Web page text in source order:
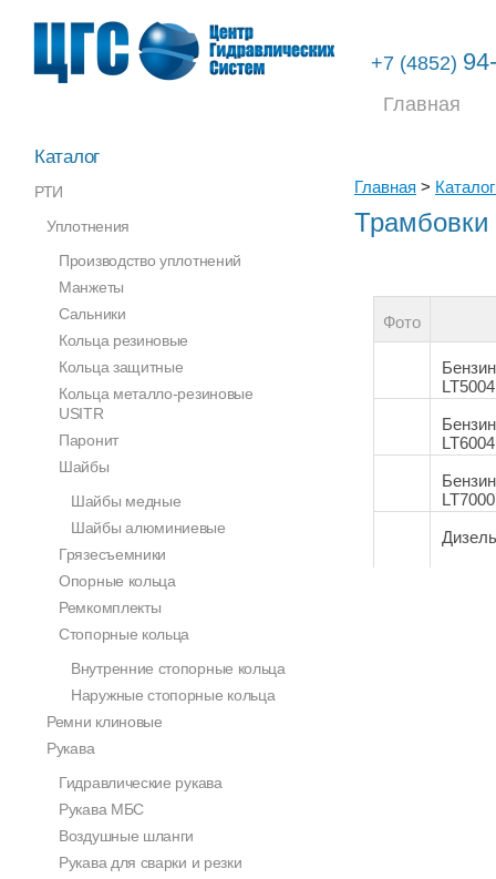
+7 (4852)
Главная
Главная >
Трамбовки
Фото
LT5004
LT6004
Каталог
РТИ
Уплотнения
Производство уплотнений
Манжеты
Сальники
Кольца резиновые
Кольца защитные
Кольца металло-резиновые
USITR
Паронит
Шайбы
Шайбы медные
Шайбы алюминиевые
Грязесъемники
Опорные кольца
Ремкомплекты
Стопорные кольца
Внутренние стопорные кольца
Наружные стопорные кольца
Ремни клиновые
Рукава
Гидравлические рукава
Рукава МБС
Воздушные шланги
Рукава для сварки и резки